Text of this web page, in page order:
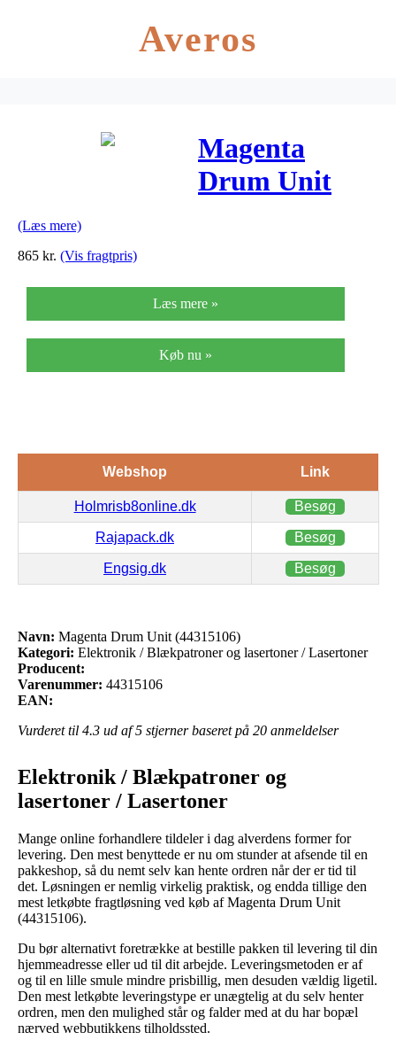
Averos
Magenta
Drum Unit
(Læs mere)
865 kr. (Vis fragtpris)
Læs mere »
Køb nu »
Webshop Link
Holmrisb8online.dk Besøg
Rajapack.dk Besøg
Engsig.dk Besøg
Navn: Magenta Drum Unit (44315106)
Kategori: Elektronik / Blækpatroner og lasertoner / Lasertoner
Producent:
Varenummer: 44315106
EAN:
Vurderet til 4.3 ud af 5 stjerner baseret på 20 anmeldelser
Elektronik / Blækpatroner og
lasertoner / Lasertoner
Mange online forhandlere tildeler i dag alverdens former for
levering. Den mest benyttede er nu om stunder at afsende til en
pakkeshop, så du nemt selv kan hente ordren når der er tid til
det. Løsningen er nemlig virkelig praktisk, og endda tillige den
mest letkøbte fragtløsning ved køb af Magenta Drum Unit
(44315106).
Du bør alternativt foretrække at bestille pakken til levering til din
hjemmeadresse eller ud til dit arbejde. Leveringsmetoden er af
og til en lille smule mindre prisbillig, men desuden vældig ligetil.
Den mest letkøbte leveringstype er unægtelig at du selv henter
ordren, men den mulighed står og falder med at du har bopæl
nærved webbutikkens tilholdssted.